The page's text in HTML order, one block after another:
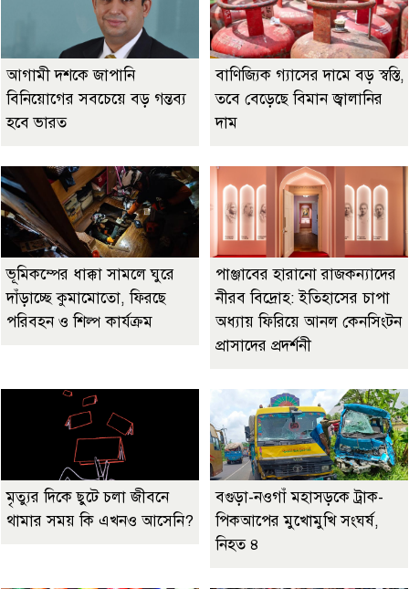
আগামী দশকে জাপানি
বিনিয়োগের সবচেয়ে বড় গন্তব্য
হবে ভারত
বাণিজ্যিক গ্যাসের দামে বড় স্বস্তি,
তবে বেড়েছে বিমান জ্বালানির
দাম
ভূমিকম্পের ধাক্কা সামলে ঘুরে
দাঁড়াচ্ছে কুমামোতো, ফিরছে
পরিবহন ও শিল্প কার্যক্রম
পাঞ্জাবের হারানো রাজকন্যাদের
নীরব বিদ্রোহ: ইতিহাসের চাপা
অধ্যায় ফিরিয়ে আনল কেনসিংটন
প্রাসাদের প্রদর্শনী
মৃত্যুর দিকে ছুটে চলা জীবনে
থামার সময় কি এখনও আসেনি?
বগুড়া-নওগাঁ মহাসড়কে ট্রাক-
পিকআপের মুখোমুখি সংঘর্ষ,
নিহত ৪